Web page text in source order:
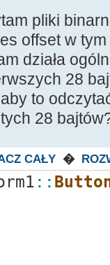
pliki
offset w
działa
28
to
28
CAŁY �
::